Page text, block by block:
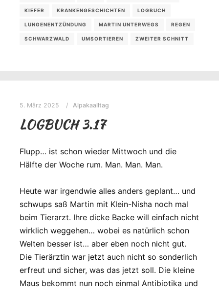
KIEFER KRANKENGESCHICHTEN LOGBUCH
LUNGENENTZÜNDUNG MARTIN UNTERWEGS REGEN
SCHWARZWALD UMSORTIEREN ZWEITER SCHNITT
5. März 2025 Alpakaalltag
LOGBUCH 3.17
Flupp… ist schon wieder Mittwoch und die
Hälfte der Woche rum. Man. Man. Man.
Heute war irgendwie alles anders geplant… und
schwups saß Martin mit Klein-Nisha noch mal
beim Tierarzt. Ihre dicke Backe will einfach nicht
wirklich weggehen… wobei es natürlich schon
Welten besser ist… aber eben noch nicht gut.
Die Tierärztin war jetzt auch nicht so sonderlich
erfreut und sicher, was das jetzt soll. Die kleine
Maus bekommt nun noch einmal Antibiotika und